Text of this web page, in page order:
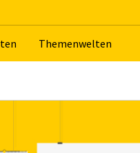
The­men­wel­ten